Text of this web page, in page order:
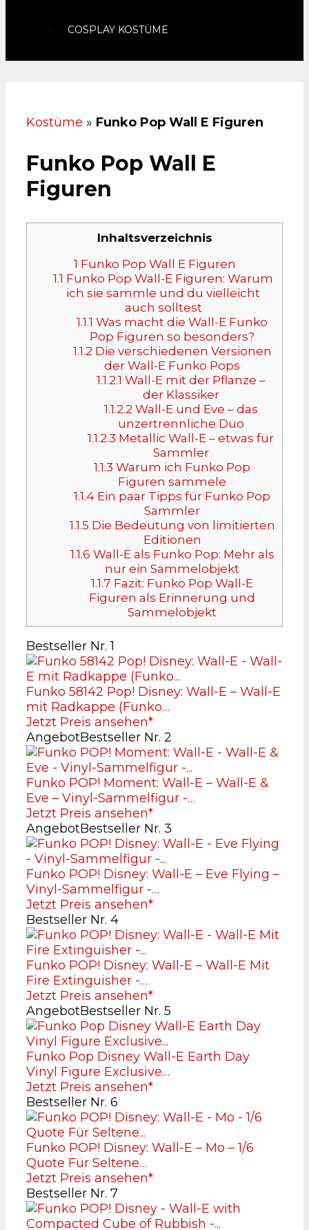
COSPLAY KOSTÜME
Kostüme » Funko Pop Wall E Figuren
Funko Pop Wall E
Figuren
Inhaltsverzeichnis
1 Funko Pop Wall E Figuren
1.1 Funko Pop Wall-E Figuren: Warum
ich sie sammle und du vielleicht
auch solltest
1.1.1 Was macht die Wall-E Funko
Pop Figuren so besonders?
1.1.2 Die verschiedenen Versionen
der Wall-E Funko Pops
1.1.2.1 Wall-E mit der Pflanze –
der Klassiker
1.1.2.2 Wall-E und Eve – das
unzertrennliche Duo
1.1.2.3 Metallic Wall-E – etwas für
Sammler
1.1.3 Warum ich Funko Pop
Figuren sammele
1.1.4 Ein paar Tipps für Funko Pop
Sammler
1.1.5 Die Bedeutung von limitierten
Editionen
1.1.6 Wall-E als Funko Pop: Mehr als
nur ein Sammelobjekt
1.1.7 Fazit: Funko Pop Wall-E
Figuren als Erinnerung und
Sammelobjekt
Bestseller Nr. 1
Funko 58142 Pop! Disney: Wall-E – Wall-E
mit Radkappe (Funko…
Jetzt Preis ansehen*
AngebotBestseller Nr. 2
Funko POP! Moment: Wall-E – Wall-E &
Eve – Vinyl-Sammelfigur -…
Jetzt Preis ansehen*
AngebotBestseller Nr. 3
Funko POP! Disney: Wall-E – Eve Flying –
Vinyl-Sammelfigur -…
Jetzt Preis ansehen*
Bestseller Nr. 4
Funko POP! Disney: Wall-E – Wall-E Mit
Fire Extinguisher -…
Jetzt Preis ansehen*
AngebotBestseller Nr. 5
Funko Pop Disney Wall-E Earth Day
Vinyl Figure Exclusive…
Jetzt Preis ansehen*
Bestseller Nr. 6
Funko POP! Disney: Wall-E – Mo – 1/6
Quote Für Seltene…
Jetzt Preis ansehen*
Bestseller Nr. 7